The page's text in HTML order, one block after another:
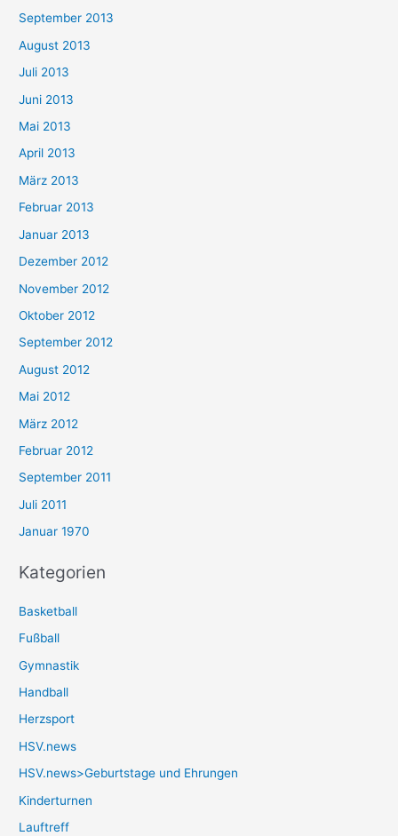
September 2013
August 2013
Juli 2013
Juni 2013
Mai 2013
April 2013
März 2013
Februar 2013
Januar 2013
Dezember 2012
November 2012
Oktober 2012
September 2012
August 2012
Mai 2012
März 2012
Februar 2012
September 2011
Juli 2011
Januar 1970
Kategorien
Basketball
Fußball
Gymnastik
Handball
Herzsport
HSV.news
HSV.news>Geburtstage und Ehrungen
Kinderturnen
Lauftreff